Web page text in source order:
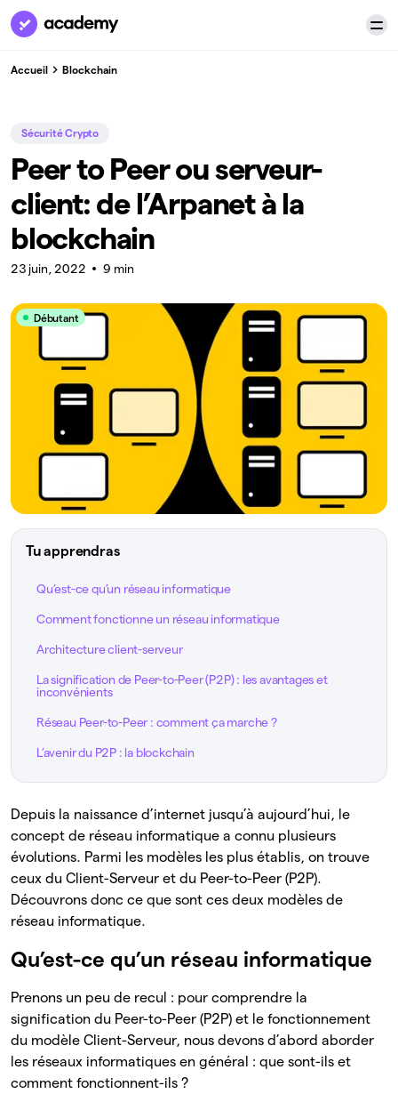
Accueil Blockchain
Sécurité Crypto
Peer to Peer ou serveur-
client: de l’Arpanet à la
blockchain
23 juin, 2022 9 min
Débutant
Tu apprendras
Qu’est-ce qu’un réseau informatique
Comment fonctionne un réseau informatique
Architecture client-serveur
La signification de Peer-to-Peer (P2P) : les avantages et
inconvénients
Réseau Peer-to-Peer : comment ça marche ?
L’avenir du P2P : la blockchain
Depuis la naissance d’internet jusqu’à aujourd’hui, le
concept de réseau informatique a connu plusieurs
évolutions. Parmi les modèles les plus établis, on trouve
ceux du Client-Serveur et du Peer-to-Peer (P2P).
Découvrons donc ce que sont ces deux modèles de
réseau informatique.
Qu’est-ce qu’un réseau informatique
Prenons un peu de recul : pour comprendre la
signification du Peer-to-Peer (P2P) et le fonctionnement
du modèle Client-Serveur, nous devons d’abord aborder
les réseaux informatiques en général : que sont-ils et
comment fonctionnent-ils ?